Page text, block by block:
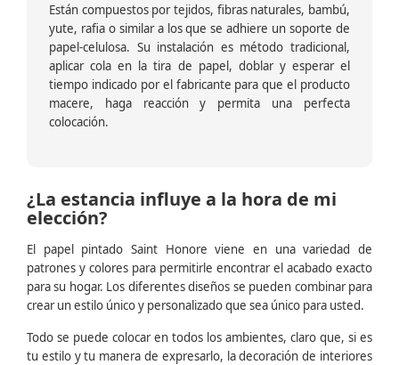
Están compuestos por tejidos, fibras naturales, bambú,
yute, rafia o similar a los que se adhiere un soporte de
papel-celulosa. Su instalación es método tradicional,
aplicar cola en la tira de papel, doblar y esperar el
tiempo indicado por el fabricante para que el producto
macere, haga reacción y permita una perfecta
colocación.
¿La estancia influye a la hora de mi
elección?
El papel pintado Saint Honore viene en una variedad de
patrones y colores para permitirle encontrar el acabado exacto
para su hogar. Los diferentes diseños se pueden combinar para
crear un estilo único y personalizado que sea único para usted.
Todo se puede colocar en todos los ambientes, claro que, si es
tu estilo y tu manera de expresarlo, la decoración de interiores